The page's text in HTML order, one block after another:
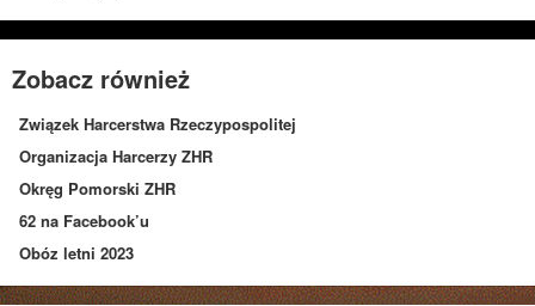
Zobacz również
Związek Harcerstwa Rzeczypospolitej
Organizacja Harcerzy ZHR
Okręg Pomorski ZHR
62 na Facebook’u
Obóz letni 2023